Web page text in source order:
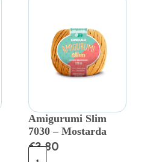
Amigurumi Slim
7030 – Mostarda
€3.80